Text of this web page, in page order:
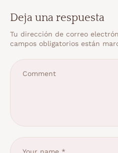
Deja una respuesta
Tu dirección de correo
campos obligatorios están